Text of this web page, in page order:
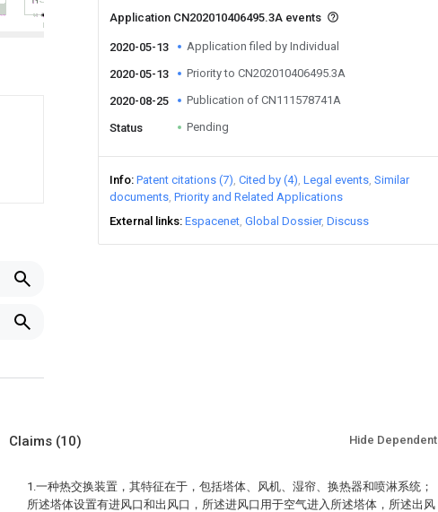
Application CN202010406495.3A events
2020-05-13 Application filed by Individual
2020-05-13 Priority to CN202010406495.3A
2020-08-25 Publication of CN111578741A
Status Pending
Info Patent citations (7) Cited by (4) Legal events Similar
documents Priority and Related Applications
External links Espacenet Global Dossier Discuss
Claims (10) Hide Dependent
1.一种热交换装置，其特征在于，包括塔体、风机、湿帘、换热器和喷淋系统；
所述塔体设置有进风口和出风口，所述进风口用于空气进入所述塔体，所述出风